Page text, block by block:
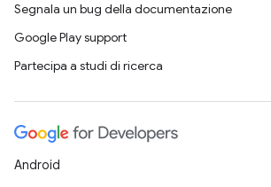
Segnala un bug della documentazione
Google Play support
Partecipa a studi di ricerca
Android